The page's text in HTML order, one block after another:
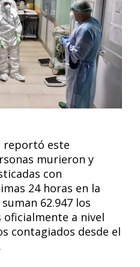
reportó este
murieron y
con
24 horas en la
62.947 los
a nivel
contagiados desde el